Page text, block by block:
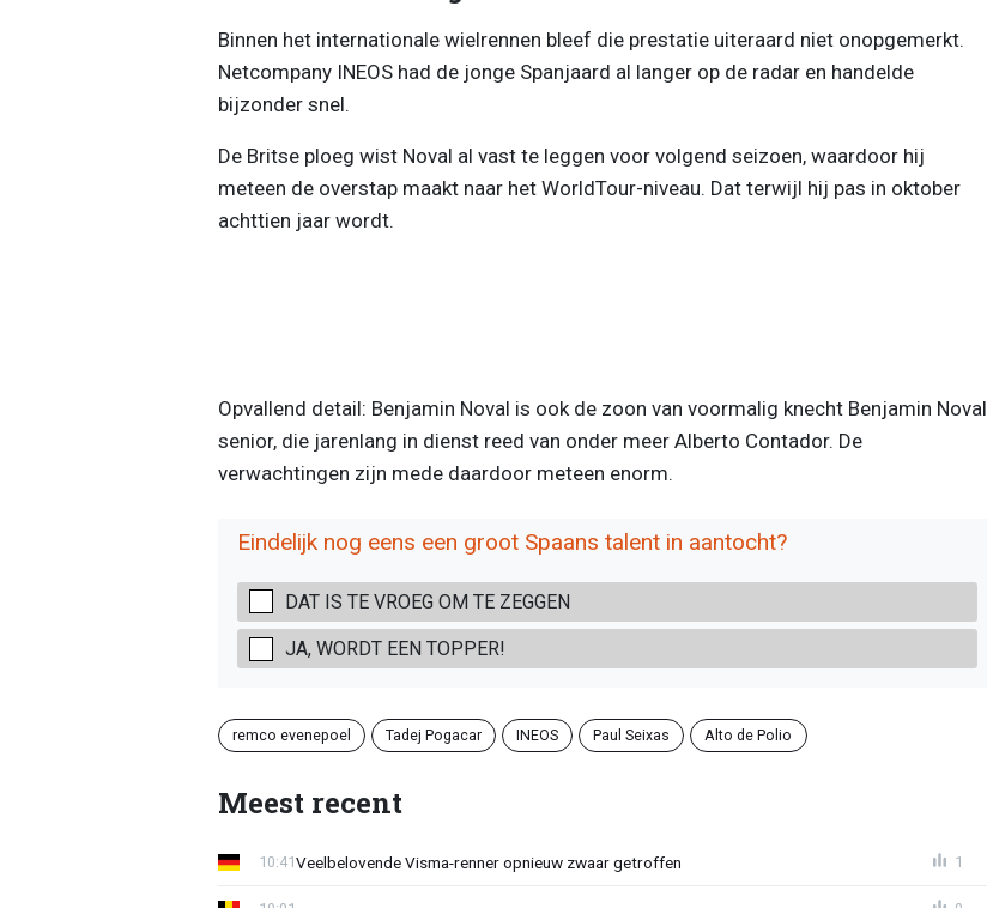
Binnen het internationale wielrennen bleef die prestatie uiteraard niet onopgemerkt.
Netcompany INEOS had de jonge Spanjaard al langer op de radar en handelde
bijzonder snel.
De Britse ploeg wist Noval al vast te leggen voor volgend seizoen, waardoor hij
meteen de overstap maakt naar het WorldTour-niveau. Dat terwijl hij pas in oktober
achttien jaar wordt.
Opvallend detail: Benjamin Noval is ook de zoon van voormalig knecht Benjamin Noval
senior, die jarenlang in dienst reed van onder meer Alberto Contador. De
verwachtingen zijn mede daardoor meteen enorm.
Eindelijk nog eens een groot Spaans talent in aantocht?
DAT IS TE VROEG OM TE ZEGGEN
JA, WORDT EEN TOPPER!
remco evenepoel Tadej Pogacar INEOS Paul Seixas Alto de Polio
Meest recent
Veelbelovende Visma-renner opnieuw zwaar getroffen
10:41 1